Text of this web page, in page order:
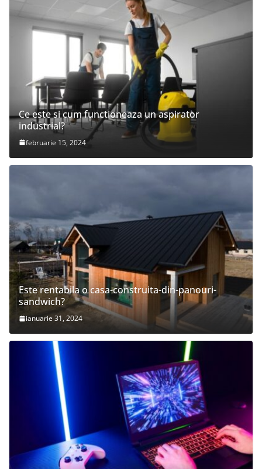
Ce este si cum functioneaza un aspirator
industrial?
februarie 15, 2024
Este rentabila o casa-construita-din-panouri-
sandwich?
ianuarie 31, 2024